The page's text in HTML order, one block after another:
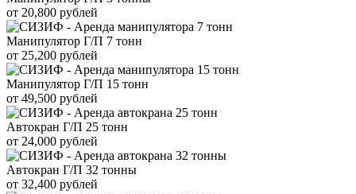
от 20,800 рублей
Манипулятор Г/П 7 тонн
от 25,200 рублей
Манипулятор Г/П 15 тонн
от 49,500 рублей
Автокран Г/П 25 тонн
от 24,000 рублей
Автокран Г/П 32 тонны
от 32,400 рублей